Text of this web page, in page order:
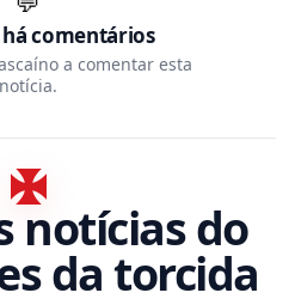
comentários
a comentar esta
notícia.
notícias do
da torcida